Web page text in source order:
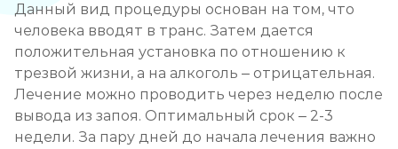
Данный вид процедуры основан на том, что
человека вводят в транс. Затем дается
положительная установка по отношению к
трезвой жизни, а на алкоголь – отрицательная.
Лечение можно проводить через неделю после
вывода из запоя. Оптимальный срок – 2-3
недели. За пару дней до начала лечения важно